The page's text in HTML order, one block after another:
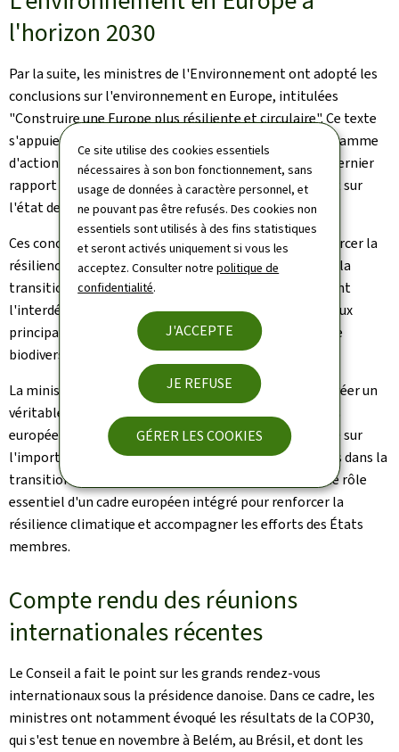
Ce site utilise des cookies essentiels
nécessaires à son bon fonctionnement, sans
usage de données à caractère personnel, et
ne pouvant pas être refusés. Des cookies non
essentiels sont utilisés à des fins statistiques
et seront activés uniquement si vous les
acceptez. Consulter notrepolitique de
confidentialité.
J'ACCEPTE
JE REFUSE
GÉRER LES COOKIES
l'horizon 2030
Par la suite, les ministres de l'Environnement ont adopté les
conclusions sur l'environnement en Europe, intitulées
"Construire une Europe plus résiliente et circulaire". Ce texte
s'appuie sur l'examen à mi-parcours du huitième programme
d'action pour l'environnement (2024) ainsi que sur le dernier
rapport de l'Agence européenne pour l'environnement sur
l'état de l'environnement européen.
Ces conclusions soulignent l'urgence d'agir pour renforcer la
résilience face au changement climatique et accélérer la
transition vers une économie circulaire. Elles soulignent
l'interdépendance de ces deux enjeux dans la réponse aux
principaux défis environnementaux: pollution, perte de
biodiversité et raréfaction des ressources.
La ministre Serge Wilmes a réaffirmé la nécessité de créer un
véritable terrain de jeu équitable entre les producteurs
européens et ceux des pays tiers. Il a également insisté sur
l'importance d'un soutien ciblé pour les PME engagées dans la
transition vers une économie circulaire. Il a souligné le rôle
essentiel d'un cadre européen intégré pour renforcer la
résilience climatique et accompagner les efforts des États
membres.
Compte rendu des réunions
internationales récentes
Le Conseil a fait le point sur les grands rendez-vous
internationaux sous la présidence danoise. Dans ce cadre, les
ministres ont notamment évoqué les résultats de la COP30,
qui s'est tenue en novembre à Belém, au Brésil, et dont les